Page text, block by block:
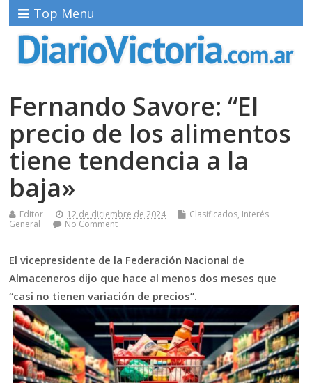
Top Menu
Fernando Savore: “El
precio de los alimentos
tiene tendencia a la
baja»
Editor 12 de diciembre de 2024 Clasificados, Interés
General
No Comment
El vicepresidente de la Federación Nacional de
Almaceneros dijo que hace al menos dos meses que
“casi no tienen variación de precios”.